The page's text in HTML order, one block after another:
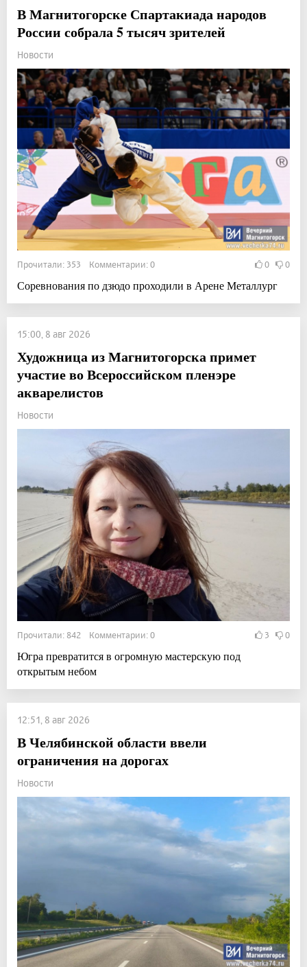
В Магнитогорске Спартакиада народов
России собрала 5 тысяч зрителей
Новости
Прочитали: 353 Комментарии: 0 0 0
Соревнования по дзюдо проходили в Арене Металлург
15:00, 8 авг 2026
Художница из Магнитогорска примет
участие во Всероссийском пленэре
акварелистов
Новости
Прочитали: 842 Комментарии: 0 3 0
Югра превратится в огромную мастерскую под
открытым небом
12:51, 8 авг 2026
В Челябинской области ввели
ограничения на дорогах
Новости